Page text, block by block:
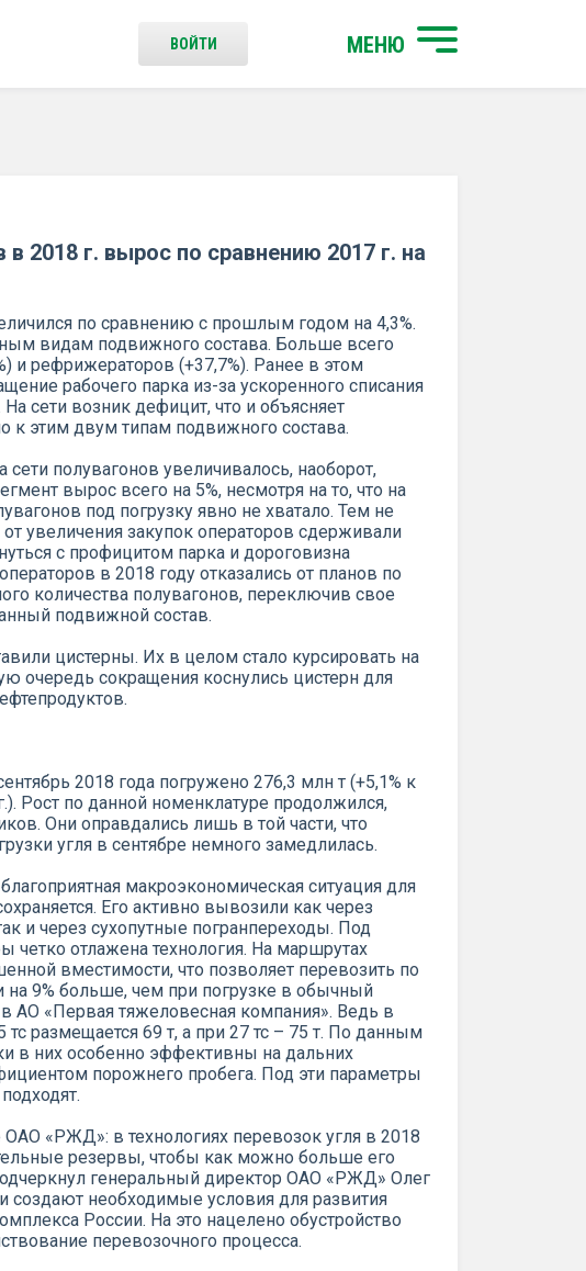
МЕНЮ
ВОЙТИ
в 2018 г. вырос по сравнению 2017 г. на
по сравнению с прошлым годом на 4,3%.
видам подвижного состава. Больше всего
и рефрижераторов (+37,7%). Ранее в этом
рабочего парка из-за ускоренного списания
сети возник дефицит, что и объясняет
этим двум типам подвижного состава.
полувагонов увеличивалось, наоборот,
вырос всего на 5%, несмотря на то, что на
под погрузку явно не хватало. Тем не
увеличения закупок операторов сдерживали
с профицитом парка и дороговизна
в 2018 году отказались от планов по
количества полувагонов, переключив свое
подвижной состав.
цистерны. Их в целом стало курсировать на
очередь сокращения коснулись цистерн для
2018 года погружено 276,3 млн т (+5,1% к
Рост по данной номенклатуре продолжился,
Они оправдались лишь в той части, что
угля в сентябре немного замедлилась.
макроэкономическая ситуация для
Его активно вывозили как через
и через сухопутные погранпереходы. Под
четко отлажена технология. На маршрутах
вместимости, что позволяет перевозить по
на 9% больше, чем при погрузке в обычный
АО «Первая тяжеловесная компания». Ведь в
тс размещается 69 т, а при 27 тс – 75 т. По данным
в них особенно эффективны на дальних
порожнего пробега. Под эти параметры
«РЖД»: в технологиях перевозок угля в 2018
резервы, чтобы как можно больше его
генеральный директор ОАО «РЖД» Олег
создают необходимые условия для развития
России. На это нацелено обустройство
перевозочного процесса.